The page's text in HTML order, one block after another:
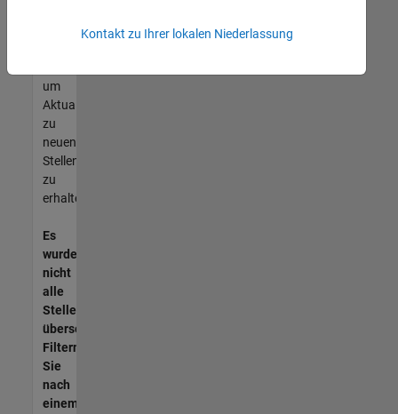
unseres
um
Aktualisierungen
zu
neuen
Stellenangeboten
zu
erhalten.
Es
wurden
nicht
alle
Stellen
übersetzt.
Filtern
Sie
nach
einem
Kontakt zu Ihrer lokalen Niederlassung